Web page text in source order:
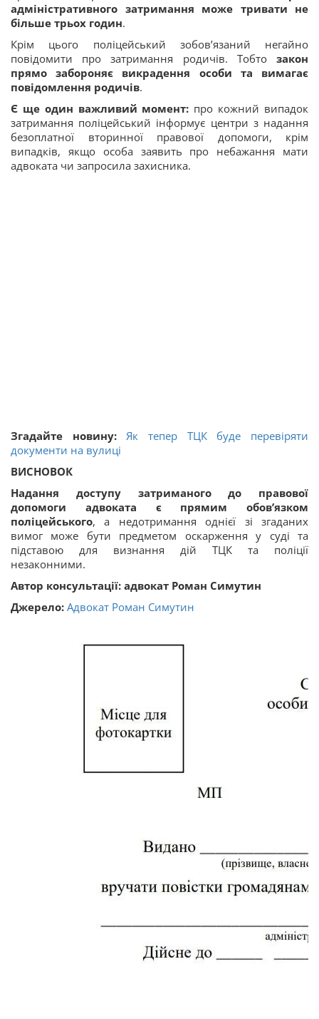
адміністративного затримання може тривати не
більше трьох годин.
Крім цього поліцейський зобов’язаний негайно
повідомити про затримання родичів. Тобто закон
прямо забороняє викрадення особи та вимагає
повідомлення родичів.
Є ще один важливий момент: про кожний випадок
затримання поліцейський інформує центри з надання
безоплатної вторинної правової допомоги, крім
випадків, якщо особа заявить про небажання мати
адвоката чи запросила захисника.
Згадайте новину: Як тепер ТЦК буде перевіряти
документи на вулиці
ВИСНОВОК
Надання доступу затриманого до правової
допомоги адвоката є прямим обов’язком
поліцейського, а недотримання однієї зі згаданих
вимог може бути предметом оскарження у суді та
підставою для визнання дій ТЦК та поліції
незаконними.
Автор консультації: адвокат Роман Симутин
Джерело: Адвокат Роман Симутин